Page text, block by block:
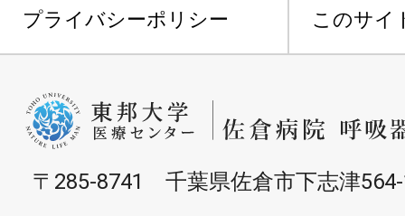
プライバシーポリシー このサイ
〒285-8741 千葉県佐倉市下志津